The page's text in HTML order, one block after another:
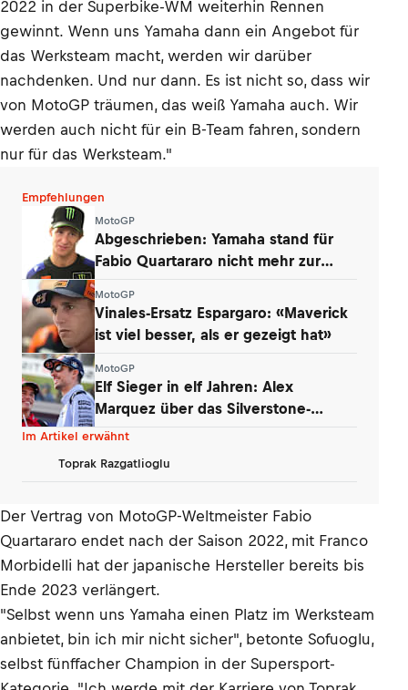
2022 in der Superbike-WM weiterhin Rennen
gewinnt. Wenn uns Yamaha dann ein Angebot für
das Werksteam macht, werden wir darüber
nachdenken. Und nur dann. Es ist nicht so, dass wir
von MotoGP träumen, das weiß Yamaha auch. Wir
werden auch nicht für ein B-Team fahren, sondern
nur für das Werksteam."
Empfehlungen
MotoGP
Abgeschrieben: Yamaha stand für
Fabio Quartararo nicht mehr zur
MotoGP
Vinales-Ersatz Espargaro: «Maverick
ist viel besser, als er gezeigt hat»
MotoGP
Elf Sieger in elf Jahren: Alex
Marquez über das Silverstone-
Phänomen
Im Artikel erwähnt
Toprak Razgatlioglu
Der Vertrag von MotoGP-Weltmeister Fabio
Quartararo endet nach der Saison 2022, mit Franco
Morbidelli hat der japanische Hersteller bereits bis
Ende 2023 verlängert.
"Selbst wenn uns Yamaha einen Platz im Werksteam
anbietet, bin ich mir nicht sicher", betonte Sofuoglu,
selbst fünffacher Champion in der Supersport-